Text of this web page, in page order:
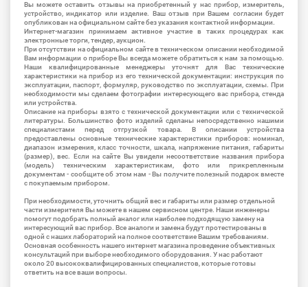
Вы можете оставить отзывы на приобретенный у нас прибор, измеритель,
устройство, индикатор или изделие. Ваш отзыв при Вашем согласии будет
опубликован на официальном сайте без указания контактной информации.
Интернет-магазин принимаем активное участие в таких процедурах как
электронные торги, тендер, аукцион.
При отсутствии на официальном сайте в техническом описании необходимой
Вам информации о приборе Вы всегда можете обратиться к нам за помощью.
Наши квалифицированные менеджеры уточнят для Вас технические
характеристики на прибор из его технической документации: инструкция по
эксплуатации, паспорт, формуляр, руководство по эксплуатации, схемы. При
необходимости мы сделаем фотографии интересующего вас прибора, стенда
или устройства.
Описание на приборы взято с технической документации или с технической
литературы. Большинство фото изделий сделаны непосредственно нашими
специалистами перед отгрузкой товара. В описании устройства
предоставлены основные технические характеристики приборов: номинал,
диапазон измерения, класс точности, шкала, напряжение питания, габариты
(размер), вес. Если на сайте Вы увидели несоответствие названия прибора
(модель) техническим характеристикам, фото или прикрепленным
документам - сообщите об этом нам - Вы получите полезный подарок вместе
с покупаемым прибором.
При необходимости, уточнить общий вес и габариты или размер отдельной
части измерителя Вы можете в нашем сервисном центре. Наши инженеры
помогут подобрать полный аналог или наиболее подходящую замену на
интересующий вас прибор. Все аналоги и замена будут протестированы в
одной с наших лабораторий на полное соответствие Вашим требованиям.
Основная особенность нашего интернет магазина проведение объективных
консультаций при выборе необходимого оборудования. У нас работают
около 20 высококвалифицированных специалистов, которые готовы
ответить на все ваши вопросы.